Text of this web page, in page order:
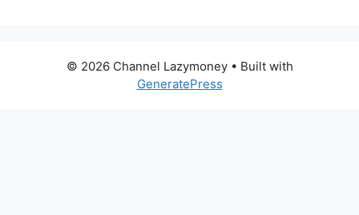
© 2026 Channel Lazymoney• Built with
GeneratePress